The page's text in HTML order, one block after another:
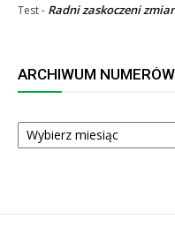
Test- Radni zaskoczeni
ARCHIWUM NUMERÓW
ARCHIWUM
NUMERÓW